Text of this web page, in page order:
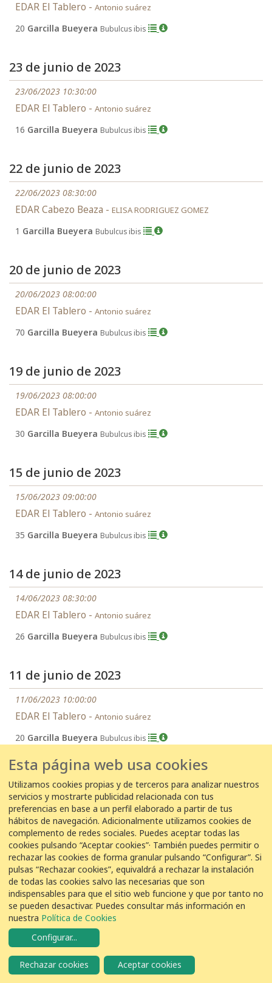
EDAR El Tablero - Antonio suárez
20 Garcilla Bueyera Bubulcus ibis
23 de junio de 2023
23/06/2023 10:30:00
EDAR El Tablero - Antonio suárez
16 Garcilla Bueyera Bubulcus ibis
22 de junio de 2023
22/06/2023 08:30:00
EDAR Cabezo Beaza - ELISA RODRIGUEZ GOMEZ
1 Garcilla Bueyera Bubulcus ibis
20 de junio de 2023
20/06/2023 08:00:00
EDAR El Tablero - Antonio suárez
70 Garcilla Bueyera Bubulcus ibis
19 de junio de 2023
19/06/2023 08:00:00
EDAR El Tablero - Antonio suárez
30 Garcilla Bueyera Bubulcus ibis
15 de junio de 2023
15/06/2023 09:00:00
EDAR El Tablero - Antonio suárez
35 Garcilla Bueyera Bubulcus ibis
14 de junio de 2023
14/06/2023 08:30:00
EDAR El Tablero - Antonio suárez
26 Garcilla Bueyera Bubulcus ibis
11 de junio de 2023
11/06/2023 10:00:00
EDAR El Tablero - Antonio suárez
20 Garcilla Bueyera Bubulcus ibis
10 de junio de 2023
10/06/2023 09:30:00
EDAR El Tablero -Antonio suárez
6Garcilla Bueyera Bubulcus ibis
9 de junio de 2023
09/06/2023 08:00:00
EDAR El Tablero -Antonio suárez
Garcilla Bueyera
8 de junio de 2023
Esta página web usa cookies
Utilizamos cookies propias y de terceros para analizar nuestros
servicios y mostrarte publicidad relacionada con tus
preferencias en base a un perfil elaborado a partir de tus
hábitos de navegación. Adicionalmente utilizamos cookies de
complemento de redes sociales. Puedes aceptar todas las
cookies pulsando “Aceptar cookies”· También puedes permitir o
rechazar las cookies de forma granular pulsando “Configurar”. Si
pulsas “Rechazar cookies”, equivaldrá a rechazar la instalación
de todas las cookies salvo las necesarias que son
indispensables para que el sitio web funcione y que por tanto no
se pueden desactivar. Puedes consultar más información en
nuestra Política de Cookies
Configurar...
Rechazar cookies Aceptar cookies